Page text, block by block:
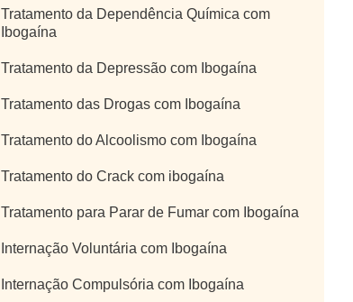
Tratamento da Dependência Química com
Ibogaína
Tratamento da Depressão com Ibogaína
Tratamento das Drogas com Ibogaína
Tratamento do Alcoolismo com Ibogaína
Tratamento do Crack com ibogaína
Tratamento para Parar de Fumar com Ibogaína
Internação Voluntária com Ibogaína
Internação Compulsória com Ibogaína